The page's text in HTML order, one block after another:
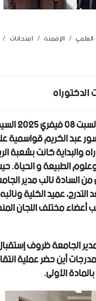
/ الرقمنة / امنحانات /
شرف صباح يوم
عبد الكريم قواسمية
والبداية كانت بشعبة
الطبيعة و الحياة.
السادة نائب مدير
التدرج، عميد الكلية
أعضاء مختلف اللجان
الجامعة ظروف
أين حضر عملية
الأولى.